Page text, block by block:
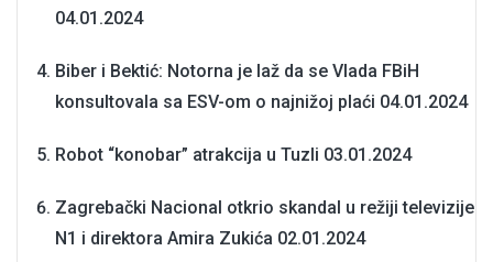
04.01.2024
Biber i Bektić: Notorna je laž da se Vlada FBiH
konsultovala sa ESV-om o najnižoj plaći 04.01.2024
Robot “konobar” atrakcija u Tuzli 03.01.2024
Zagrebački Nacional otkrio skandal u režiji televizije
N1 i direktora Amira Zukića 02.01.2024